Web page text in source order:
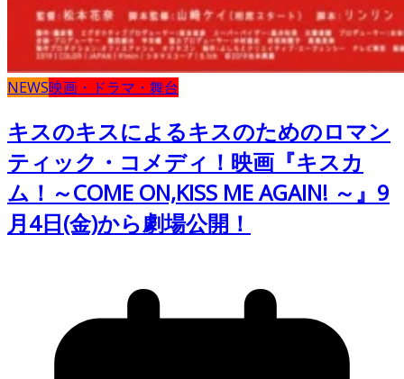
NEWS映画・ドラマ・舞台
キスのキスによるキスのためのロマン
ティック・コメディ！映画『キスカ
ム！～COME ON,KISS ME AGAIN! ～』9
月4日(金)から劇場公開！